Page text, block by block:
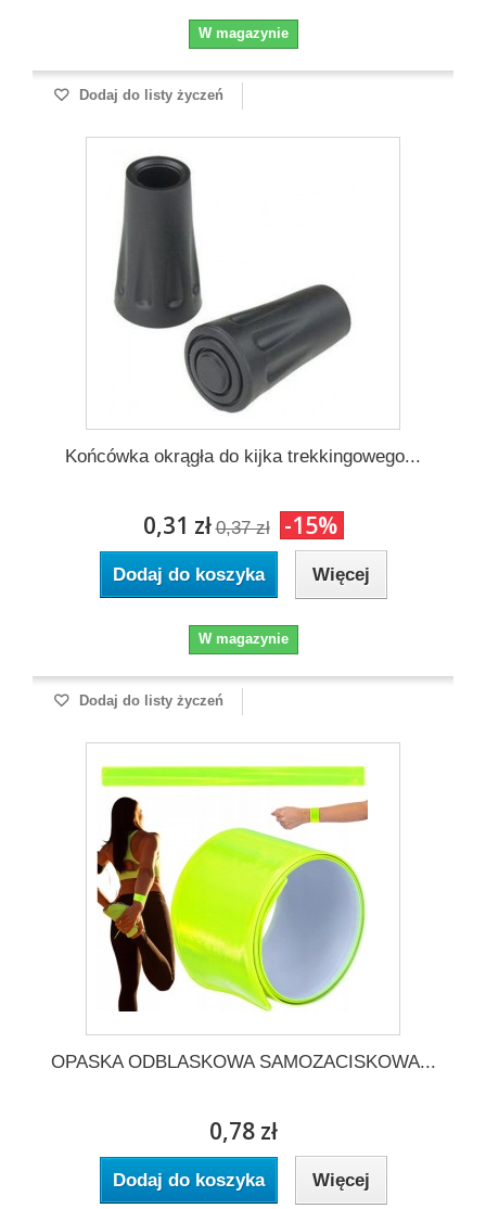
W magazynie
Dodaj do listy życzeń
Końcówka okrągła do kijka trekkingowego...
0,31 zł 0,37 zł -15%
Dodaj do koszyka Więcej
W magazynie
Dodaj do listy życzeń
OPASKA ODBLASKOWA SAMOZACISKOWA...
0,78 zł
Dodaj do koszyka Więcej